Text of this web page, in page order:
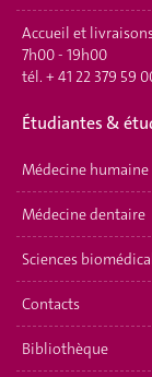
Accueil et
7h00 - 19h00
tél. + 41 22 379 59
Étudiantes &
Médecine humaine
Médecine dentaire
Sciences
Contacts
Bibliothèque